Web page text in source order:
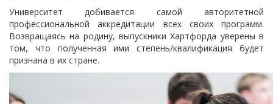
Университет добивается самой авторитетной
профессиональной аккредитации всех своих программ.
Возвращаясь на родину, выпускники Хартфорда уверены в
том, что полученная ими степень/квалификация будет
признана в их стране.